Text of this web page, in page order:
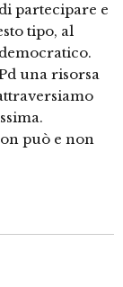
partecipare e
tipo, al
una risorsa
può e non